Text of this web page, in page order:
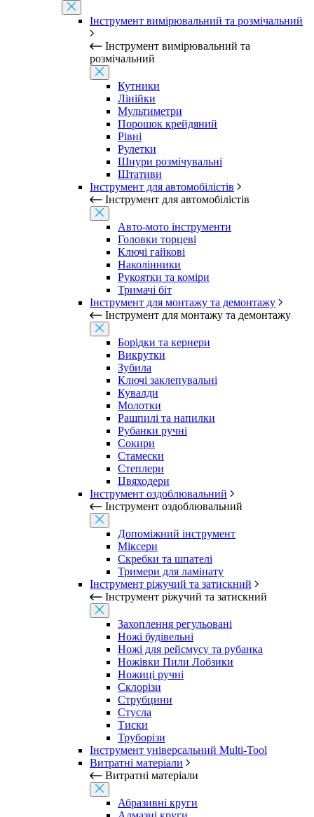
Інструмент вимірювальний та розмічальний
Інструмент вимірювальний та
розмічальний
Кутники
Лінійки
Мультиметри
Порошок крейдяний
Рівні
Рулетки
Шнури розмічувальні
Штативи
Інструмент для автомобілістів
Інструмент для автомобілістів
Авто-мото інструменти
Головки торцеві
Ключі гайкові
Наколінники
Рукоятки та коміри
Тримачі біт
Інструмент для монтажу та демонтажу
Інструмент для монтажу та демонтажу
Борідки та кернери
Викрутки
Зубила
Ключі заклепувальні
Кувалди
Молотки
Рашпилі та напилки
Рубанки ручні
Сокири
Стамески
Степлери
Цвяходери
Інструмент оздоблювальний
Інструмент оздоблювальний
Допоміжний інструмент
Міксери
Скребки та шпателі
Тримери для ламінату
Інструмент ріжучий та затискний
Інструмент ріжучий та затискний
Захоплення регульовані
Ножі будівельні
Ножі для рейсмусу та рубанка
Ножівки Пили Лобзики
Ножиці ручні
Склорізи
Струбцини
Стусла
Тиски
Труборізи
Інструмент універсальний Multi-Tool
Витратні матеріали
Витратні матеріали
Абразивні круги